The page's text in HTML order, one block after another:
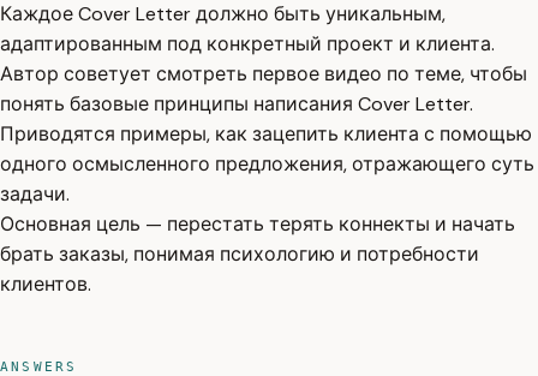
Каждое Cover Letter должно быть уникальным,
адаптированным под конкретный проект и клиента.
Автор советует смотреть первое видео по теме, чтобы
понять базовые принципы написания Cover Letter.
Приводятся примеры, как зацепить клиента с помощью
одного осмысленного предложения, отражающего суть
задачи.
Основная цель — перестать терять коннекты и начать
брать заказы, понимая психологию и потребности
клиентов.
ANSWERS